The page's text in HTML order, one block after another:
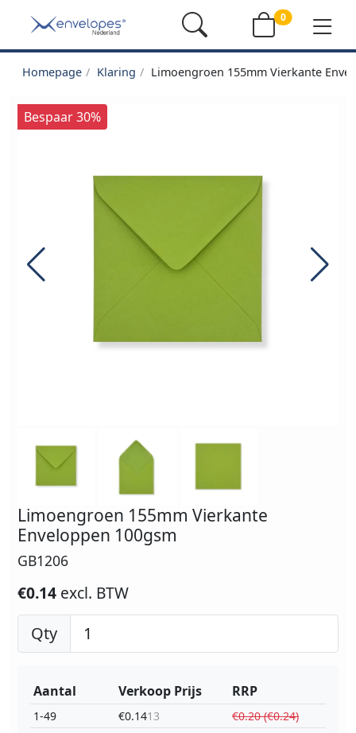
0
Homepage Klaring Limoengroen 155mm Vierkante
Bespaar 30%
Limoengroen 155mm Vierkante
Enveloppen 100gsm
GB1206
€0.14 excl. BTW
Qty
Aantal
1-49
Verkoop Prijs
€0.1413
RRP
€0.20 (€0.24)